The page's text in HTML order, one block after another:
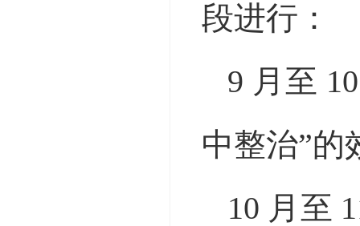
段进行：
9 月至
中整治”的
10 月至